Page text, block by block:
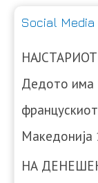
Social
Дедото има
Македонија
НА